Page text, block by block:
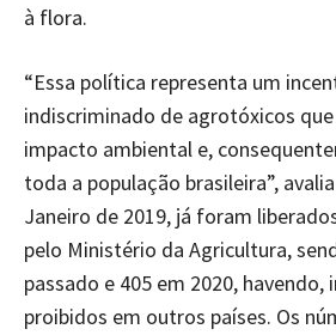
à flora.
“Essa política representa um
indiscriminado de agrotóxicos
impacto ambiental e,
toda a população brasileira”,
Janeiro de 2019, já foram
pelo Ministério da Agricultura,
passado e 405 em 2020, havendo,
proibidos em outros países. Os